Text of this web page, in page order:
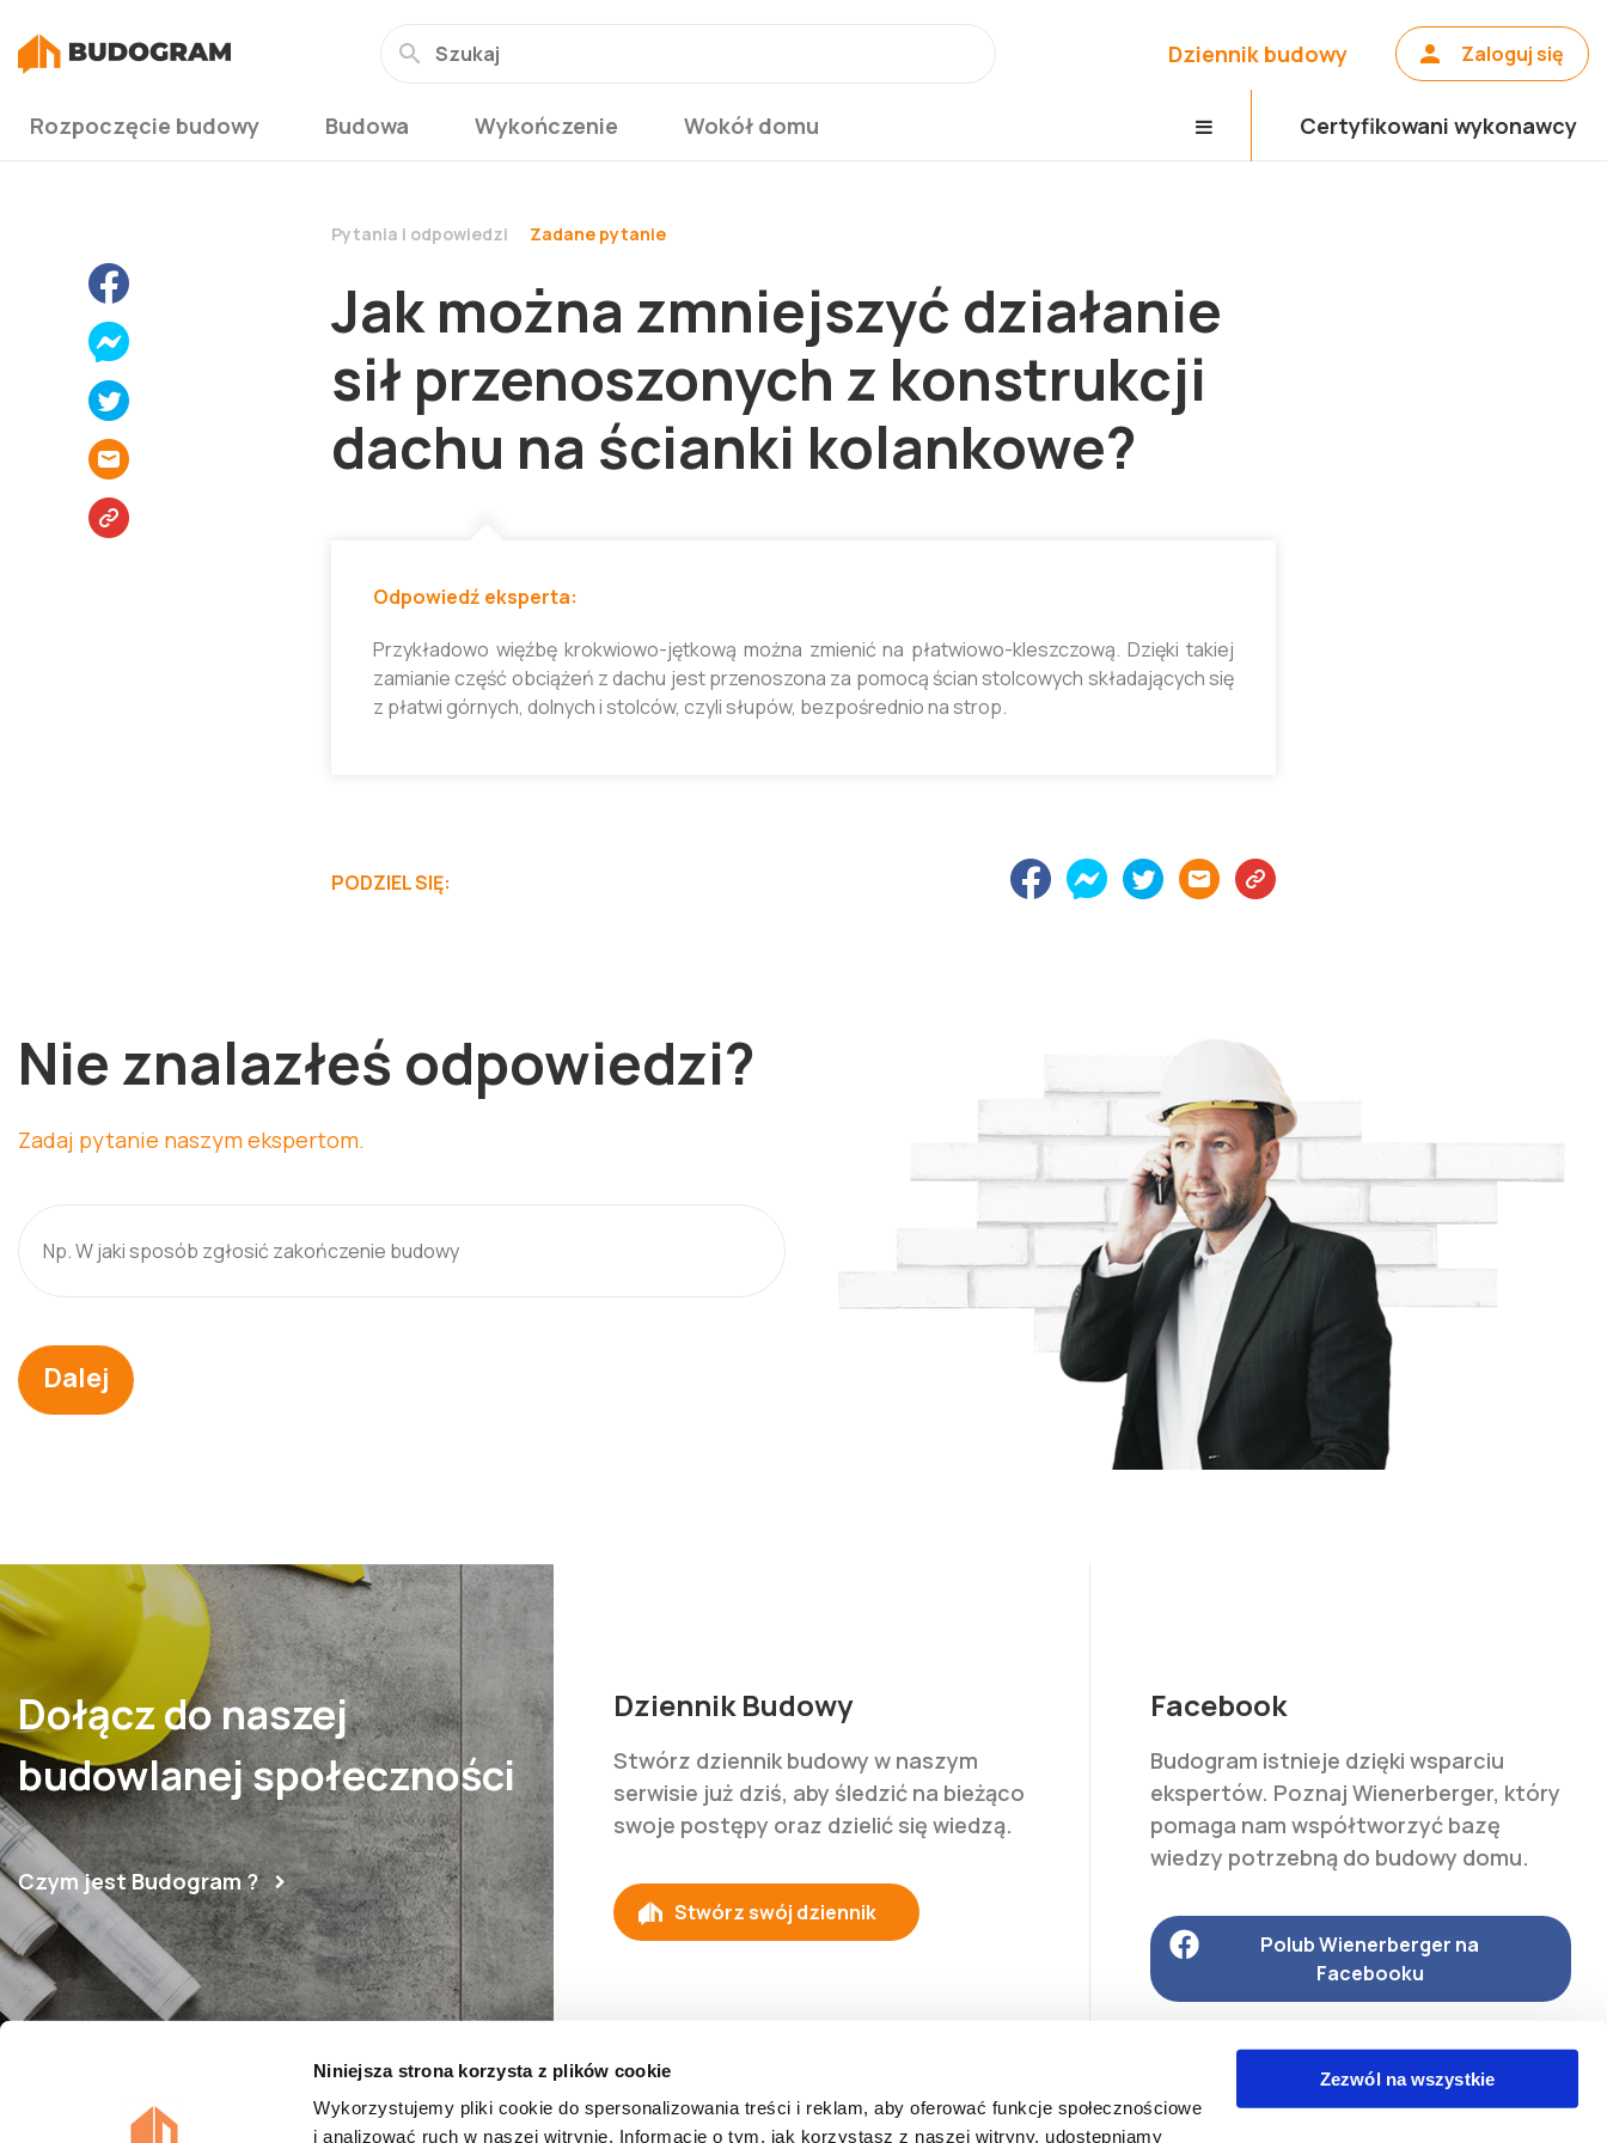
Niniejsza strona korzysta z plików cookie
Wykorzystujemy pliki cookie do spersonalizowania treści i reklam, aby oferować funkcje społecznościowe
i analizować ruch w naszej witrynie. Informacje o tym, jak korzystasz z naszej witryny, udostępniamy
Zezwól na wszystkie
Dziennik budowy Zaloguj się
Rozpoczęcie budowy Budowa Wykończenie Wokół domu Certyfikowani wykonawcy
Pytania i odpowiedzi Zadane pytanie
Jak można zmniejszyć działanie
sił przenoszonych z konstrukcji
dachu na ścianki kolankowe?
Odpowiedź eksperta:
Przykładowo więźbę krokwiowo-jętkową można zmienić na płatwiowo-kleszczową. Dzięki takiej
zamianie część obciążeń z dachu jest przenoszona za pomocą ścian stolcowych składających się
z płatwi górnych, dolnych i stolców, czyli słupów, bezpośrednio na strop.
PODZIEL SIĘ:
Nie znalazłeś odpowiedzi?
Zadaj pytanie naszym ekspertom.
Dalej
Dołącz do naszej
budowlanej społeczności
Czym jest Budogram ?
Dziennik Budowy
Stwórz dziennik budowy w naszym
serwisie już dziś, aby śledzić na bieżąco
swoje postępy oraz dzielić się wiedzą.
Stwórz swój dziennik
Facebook
Budogram istnieje dzięki wsparciu
ekspertów. Poznaj Wienerberger, który
pomaga nam współtworzyć bazę
wiedzy potrzebną do budowy domu.
Polub Wienerberger na
Facebooku
O nas Polityka Prywatności Polityka Cookies Regulamin Kontakt Zapytaj eksperta
Dziennik budowy